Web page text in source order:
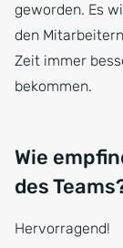
geworden. Es
den
Zeit immer
bekommen.
Wie
des
Hervorragend!